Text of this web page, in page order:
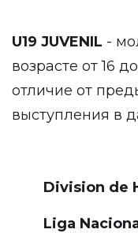
U19 JUVENIL -
возрасте от 16
отличие от
выступления в
Division de
Liga